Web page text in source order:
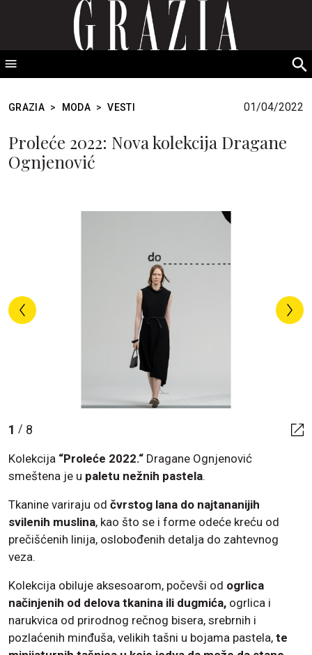
GRAZIA Srbija
GRAZIA > MODA > VESTI 01/04/2022
Proleće 2022: Nova kolekcija Dragane
Ognjenović
1 / 8
Kolekcija “Proleće 2022.“ Dragane Ognjenović
smeštena je u paletu nežnih pastela.
Tkanine variraju od čvrstog lana do najtananijih
svilenih muslina, kao što se i forme odeće kreću od
prečišćenih linija, oslobođenih detalja do zahtevnog
veza.
Kolekcija obiluje aksesoarom, počevši od ogrlica
načinjenih od delova tkanina ili dugmića, ogrlica i
narukvica od prirodnog rečnog bisera, srebrnih i
pozlaćenih minđuša, velikih tašni u bojama pastela, te